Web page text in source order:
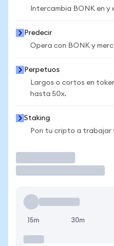
Intercambia BONK en y
Predecir
Opera con BONK y
Perpetuos
Largos o cortos en
hasta 50x.
Staking
Pon tu cripto a trabajar
15m 30m